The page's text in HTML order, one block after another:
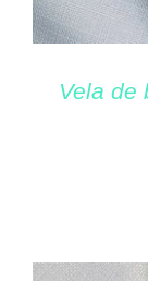
Vela de